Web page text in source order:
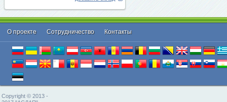
О проекте Cотрудничество Контакты
Copyright © 2013 -